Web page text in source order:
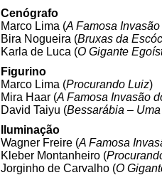
Cenógrafo
Marco Lima (A Famosa
Bira Nogueira (Bruxas da
Karla de Luca (O Gigante
Figurino
Marco Lima (Procurando Luiz)
Mira Haar (A Famosa Invasão
David Taiyu (Bessarábia –
Iluminação
Wagner Freire (A Famosa
Kleber Montanheiro (
Jorginho de Carvalho (O